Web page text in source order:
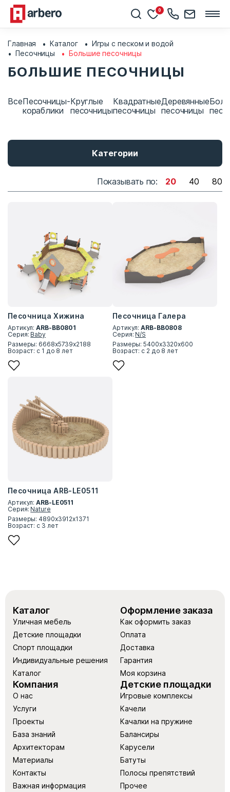
0
Главная Каталог
Игры с песком и водой
Песочницы
Большие песочницы
БОЛЬШИЕ ПЕСОЧНИЦЫ
ВсеПесочницы-
кораблики
Круглые
песочницы
Квадратные
песочницы
Деревянные
песочницы
Категории
Показывать по: 20 40 80
Песочница Хижина
Артикул:ARB-BB0801
Серия: Baby
Размеры: 6668х5739х2188
Возраст: с 1 до 8 лет
Песочница Галера
Артикул:ARB-BB0808
Серия: N/S
Размеры: 5400х3320х600
Возраст: с 2 до 8 лет
Песочница ARB-LE0511
Артикул:ARB-LE0511
Серия: Nature
Размеры: 4890x3912x1371
Возраст: с 3 лет
Каталог
Уличная мебель
Детские площадки
Спорт площадки
Индивидуальные решения
Каталог
Оформление заказа
Как оформить заказ
Оплата
Доставка
Гарантия
Моя корзина
Компания
О нас
Услуги
Проекты
База знаний
Архитекторам
Материалы
Контакты
Важная информация
Детские площадки
Игровые комплексы
Качели
Качалки на пружине
Балансиры
Карусели
Батуты
Полосы препятствий
Прочее